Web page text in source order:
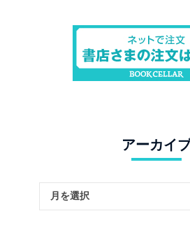
アーカイ